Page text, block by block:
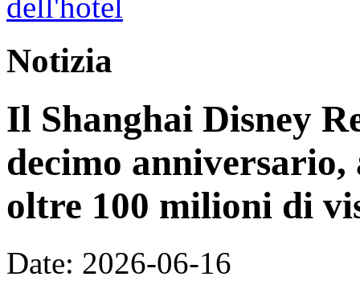
Notizia
Il Shanghai Disney
decimo
oltre 100 milioni di
Date: 2026-06-16